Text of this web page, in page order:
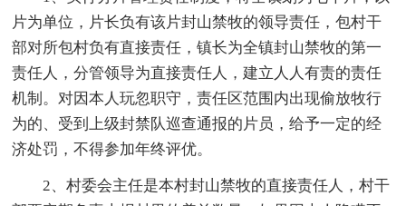
片为单位，片长负有该片封山禁牧的领导责任，包村干
部对所包村负有直接责任，镇长为全镇封山禁牧的第一
责任人，分管领导为直接责任人，建立人人有责的责任
机制。对因本人玩忽职守，责任区范围内出现偷放牧行
为的、受到上级封禁队巡查通报的片员，给予一定的经
济处罚，不得参加年终评优。
2、村委会主任是本村封山禁牧的直接责任人，村干